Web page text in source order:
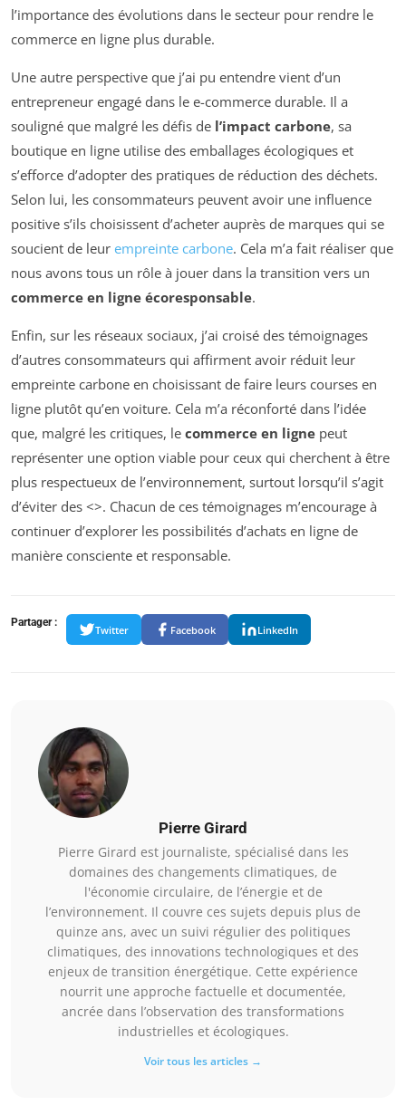
l’importance des évolutions dans le secteur pour rendre le
commerce en ligne plus durable.
Une autre perspective que j’ai pu entendre vient d’un
entrepreneur engagé dans le e-commerce durable. Il a
souligné que malgré les défis de l’impact carbone, sa
boutique en ligne utilise des emballages écologiques et
s’efforce d’adopter des pratiques de réduction des déchets.
Selon lui, les consommateurs peuvent avoir une influence
positive s’ils choisissent d’acheter auprès de marques qui se
soucient de leur empreinte carbone. Cela m’a fait réaliser que
nous avons tous un rôle à jouer dans la transition vers un
commerce en ligne écoresponsable.
Enfin, sur les réseaux sociaux, j’ai croisé des témoignages
d’autres consommateurs qui affirment avoir réduit leur
empreinte carbone en choisissant de faire leurs courses en
ligne plutôt qu’en voiture. Cela m’a réconforté dans l’idée
que, malgré les critiques, le commerce en ligne peut
représenter une option viable pour ceux qui cherchent à être
plus respectueux de l’environnement, surtout lorsqu’il s’agit
d’éviter des <>. Chacun de ces témoignages m’encourage à
continuer d’explorer les possibilités d’achats en ligne de
manière consciente et responsable.
Partager :
Twitter Facebook LinkedIn
Pierre Girard
Pierre Girard est journaliste, spécialisé dans les
domaines des changements climatiques, de
l'économie circulaire, de l’énergie et de
l’environnement. Il couvre ces sujets depuis plus de
quinze ans, avec un suivi régulier des politiques
climatiques, des innovations technologiques et des
enjeux de transition énergétique. Cette expérience
nourrit une approche factuelle et documentée,
ancrée dans l’observation des transformations
industrielles et écologiques.
Voir tous les articles →